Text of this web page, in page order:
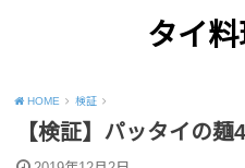
タイ
HOME 検証
【検証】パッタイの